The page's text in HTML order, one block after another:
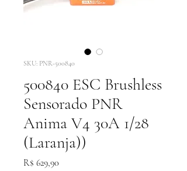
SKU: PNR-500840
500840 ESC Brushless
Sensorado PNR
Anima V4 30A 1/28
(Laranja))
R$ 629,90